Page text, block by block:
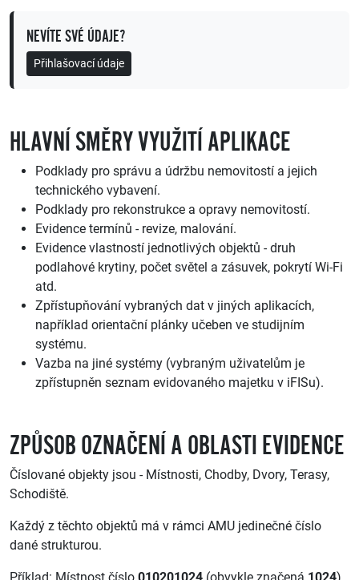
NEVÍTE SVÉ ÚDAJE?
Přihlašovací údaje
HLAVNÍ SMĚRY VYUŽITÍ APLIKACE
Podklady pro správu a údržbu nemovitostí a jejich
technického vybavení.
Podklady pro rekonstrukce a opravy nemovitostí.
Evidence termínů - revize, malování.
Evidence vlastností jednotlivých objektů - druh
podlahové krytiny, počet světel a zásuvek, pokrytí Wi-Fi
atd.
Zpřístupňování vybraných dat v jiných aplikacích,
například orientační plánky učeben ve studijním
systému.
Vazba na jiné systémy (vybraným uživatelům je
zpřístupněn seznam evidovaného majetku v iFISu).
ZPŮSOB OZNAČENÍ A OBLASTI EVIDENCE
Číslované objekty jsou - Místnosti, Chodby, Dvory, Terasy,
Schodiště.
Každý z těchto objektů má v rámci AMU jedinečné číslo
dané strukturou.